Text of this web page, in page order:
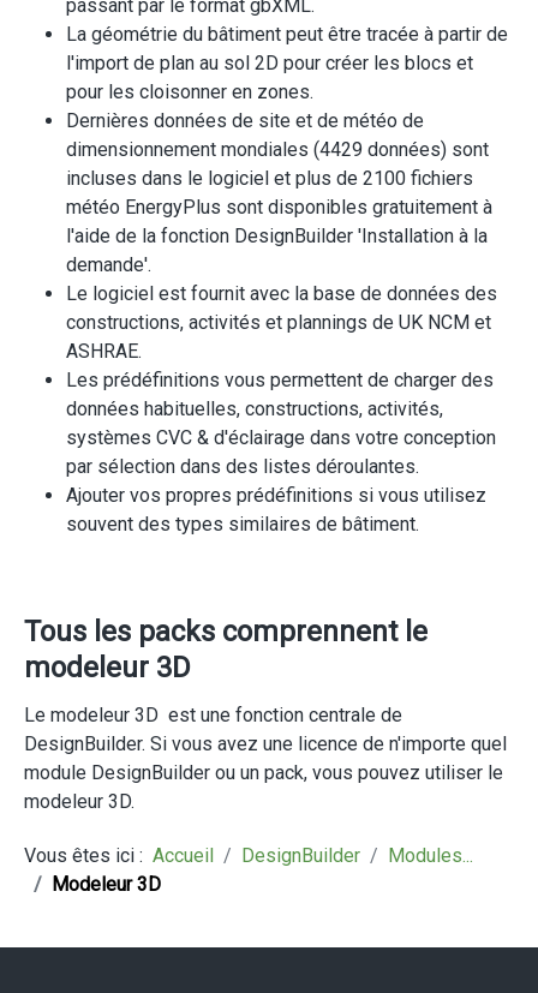
passant par le format gbXML.
La géométrie du bâtiment peut être tracée à partir de
l'import de plan au sol 2D pour créer les blocs et
pour les cloisonner en zones.
Dernières données de site et de météo de
dimensionnement mondiales (4429 données) sont
incluses dans le logiciel et plus de 2100 fichiers
météo EnergyPlus sont disponibles gratuitement à
l'aide de la fonction DesignBuilder 'Installation à la
demande'.
Le logiciel est fournit avec la base de données des
constructions, activités et plannings de UK NCM et
ASHRAE.
Les prédéfinitions vous permettent de charger des
données habituelles, constructions, activités,
systèmes CVC & d'éclairage dans votre conception
par sélection dans des listes déroulantes.
Ajouter vos propres prédéfinitions si vous utilisez
souvent des types similaires de bâtiment.
Tous les packs comprennent le
modeleur 3D
Le modeleur 3D est une fonction centrale de
DesignBuilder. Si vous avez une licence de n'importe quel
module DesignBuilder ou un pack, vous pouvez utiliser le
modeleur 3D.
Vous êtes ici : Accueil DesignBuilder
Modules...
Modeleur 3D